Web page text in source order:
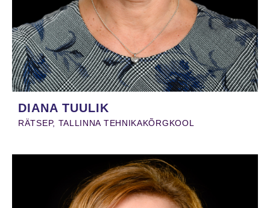
DIANA TUULIK
RÄTSEP, TALLINNA TEHNIKAKÕRGKOOL